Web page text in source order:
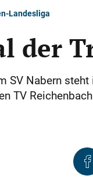
Landesliga
der
Nabern
TV